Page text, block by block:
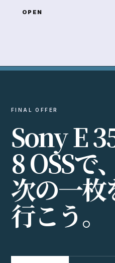
OPEN
FINAL OFFER
SonyE3
8OSSで、
次の一枚
行こう。